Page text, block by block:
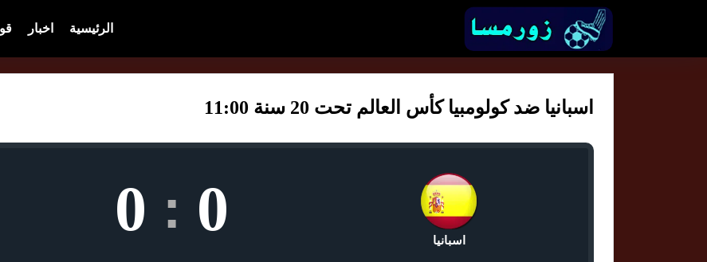
الرئيسية اخبار
اسبانيا ضد كولومبيا كأس العالم تحت 20 سنة 11:00
اسبانيا 0
:
0